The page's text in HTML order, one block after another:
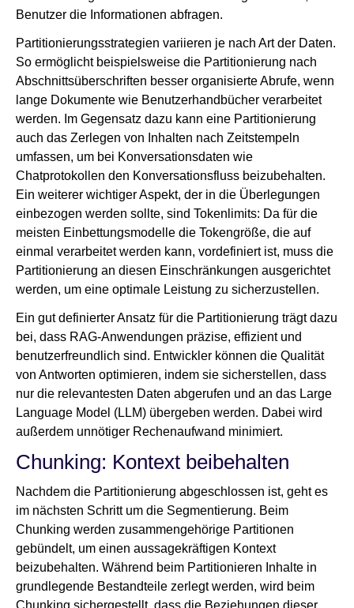
Benutzer die Informationen abfragen.
Partitionierungsstrategien variieren je nach Art der Daten.
So ermöglicht beispielsweise die Partitionierung nach
Abschnittsüberschriften besser organisierte Abrufe, wenn
lange Dokumente wie Benutzerhandbücher verarbeitet
werden. Im Gegensatz dazu kann eine Partitionierung
auch das Zerlegen von Inhalten nach Zeitstempeln
umfassen, um bei Konversationsdaten wie
Chatprotokollen den Konversationsfluss beizubehalten.
Ein weiterer wichtiger Aspekt, der in die Überlegungen
einbezogen werden sollte, sind Tokenlimits: Da für die
meisten Einbettungsmodelle die Tokengröße, die auf
einmal verarbeitet werden kann, vordefiniert ist, muss die
Partitionierung an diesen Einschränkungen ausgerichtet
werden, um eine optimale Leistung zu sicherzustellen.
Ein gut definierter Ansatz für die Partitionierung trägt dazu
bei, dass RAG-Anwendungen präzise, effizient und
benutzerfreundlich sind. Entwickler können die Qualität
von Antworten optimieren, indem sie sicherstellen, dass
nur die relevantesten Daten abgerufen und an das Large
Language Model (LLM) übergeben werden. Dabei wird
außerdem unnötiger Rechenaufwand minimiert.
Chunking: Kontext beibehalten
Nachdem die Partitionierung abgeschlossen ist, geht es
im nächsten Schritt um die Segmentierung. Beim
Chunking werden zusammengehörige Partitionen
gebündelt, um einen aussagekräftigen Kontext
beizubehalten. Während beim Partitionieren Inhalte in
grundlegende Bestandteile zerlegt werden, wird beim